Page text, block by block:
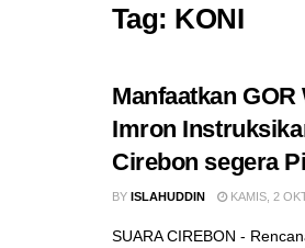
Tag: KONI
Manfaatkan
Imron
Cirebon segera
BY ISLAHUDDIN KAMIS, 2
SUARA CIREBON -